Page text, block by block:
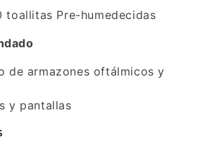
toallitas Pre-humedecidas
de armazones oftálmicos y
y pantallas